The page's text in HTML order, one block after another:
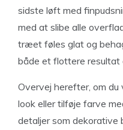
sidste løft med
med at slibe alle
træet føles glat og
både et flottere resultat
Overvej herefter, om
look eller tilføje farve
detaljer som dekorative